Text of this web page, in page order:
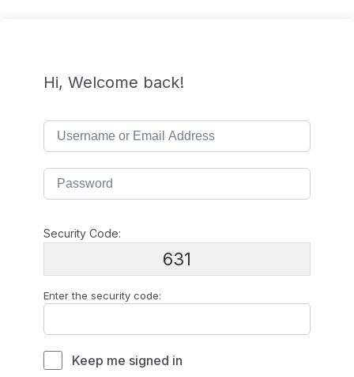
Hi, Welcome back!
Security Code:
631
Enter the security code:
Keep me signed in